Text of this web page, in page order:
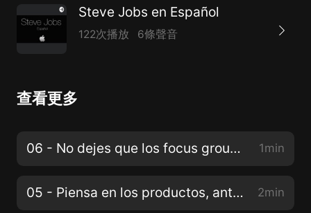
Steve Jobs en Español
122次播放 6條聲音
查看更多
06 - No dejes que los focus group te esclavicen 1min
05 - Piensa en los productos, antes que en los beneficios... 2min